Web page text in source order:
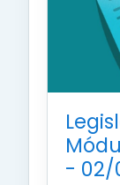
- 02/